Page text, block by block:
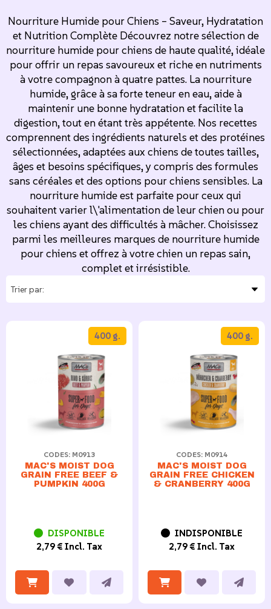
Nourriture Humide pour Chiens – Saveur, Hydratation
et Nutrition Complète Découvrez notre sélection de
nourriture humide pour chiens de haute qualité, idéale
pour offrir un repas savoureux et riche en nutriments
à votre compagnon à quatre pattes. La nourriture
humide, grâce à sa forte teneur en eau, aide à
maintenir une bonne hydratation et facilite la
digestion, tout en étant très appétente. Nos recettes
comprennent des ingrédients naturels et des protéines
sélectionnées, adaptées aux chiens de toutes tailles,
âges et besoins spécifiques, y compris des formules
sans céréales et des options pour chiens sensibles. La
nourriture humide est parfaite pour ceux qui
souhaitent varier l\'alimentation de leur chien ou pour
les chiens ayant des difficultés à mâcher. Choisissez
parmi les meilleures marques de nourriture humide
pour chiens et offrez à votre chien un repas sain,
complet et irrésistible.
CODES: M0913
MAC'S MOIST DOG
GRAIN FREE BEEF &
PUMPKIN 400G
400 g.
DISPONIBLE
2,79 € Incl. Tax
CODES: M0914
MAC'S MOIST DOG
GRAIN FREE CHICKEN
& CRANBERRY 400G
400 g.
INDISPONIBLE
2,79 € Incl. Tax